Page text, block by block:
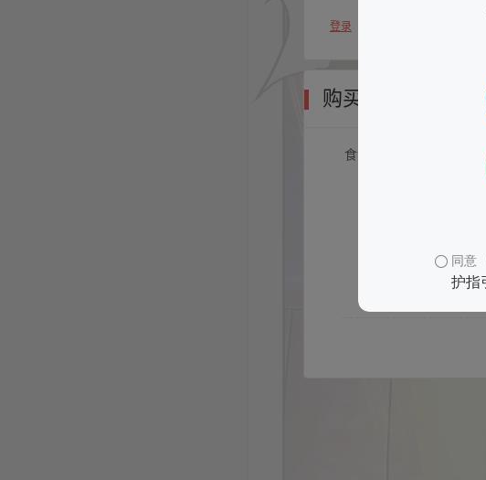
同意
护指